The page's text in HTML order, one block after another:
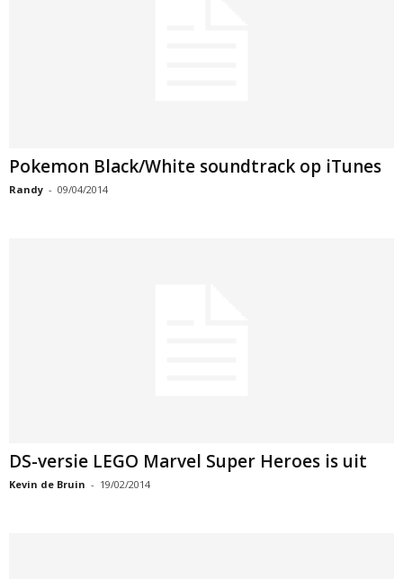
Pokemon Black/White soundtrack op iTunes
Randy - 09/04/2014
DS-versie LEGO Marvel Super Heroes is uit
Kevin de Bruin - 19/02/2014